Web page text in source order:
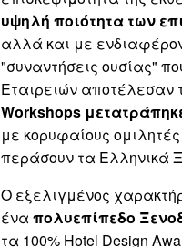
υψηλή ποιότητα των
αλλά και με
"συναντήσεις ουσίας"
Εταιρειών αποτέλεσαν
Workshops
με κορυφαίους
περάσουν τα Ελληνικά
Ο εξελιγμένος
ένα πολυεπίπεδο
τα 100% Hotel Design